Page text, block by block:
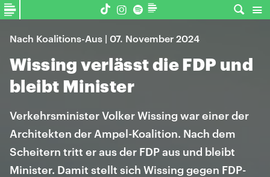
Nach Koalitions-Aus | 07. November 2024
Wissing verlässt die FDP und
bleibt Minister
Verkehrsminister Volker Wissing war einer der
Architekten der Ampel-Koalition. Nach dem
Scheitern tritt er aus der FDP aus und bleibt
Minister. Damit stellt sich Wissing gegen FDP-